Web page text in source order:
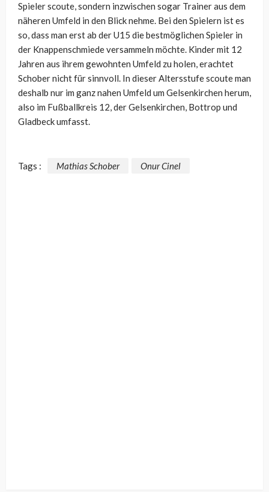
Spieler scoute, sondern inzwischen sogar Trainer aus dem
näheren Umfeld in den Blick nehme. Bei den Spielern ist es
so, dass man erst ab der U15 die bestmöglichen Spieler in
der Knappenschmiede versammeln möchte. Kinder mit 12
Jahren aus ihrem gewohnten Umfeld zu holen, erachtet
Schober nicht für sinnvoll. In dieser Altersstufe scoute man
deshalb nur im ganz nahen Umfeld um Gelsenkirchen herum,
also im Fußballkreis 12, der Gelsenkirchen, Bottrop und
Gladbeck umfasst.
Tags : Mathias Schober Onur Cinel